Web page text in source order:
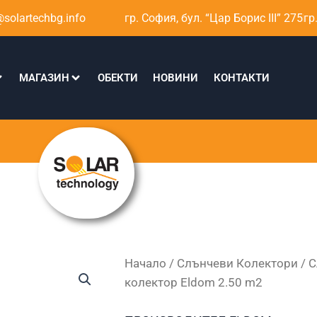
гр. София, бул. “Цар Борис III” 275
МАГАЗИН ОБЕКТИ НОВИНИ КОНТАКТИ
Начало / Слънчеви Колектори /
колектор Eldom 2.50 m2